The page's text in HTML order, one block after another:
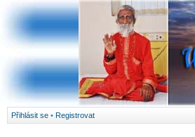
Přihlásit se • Registrovat